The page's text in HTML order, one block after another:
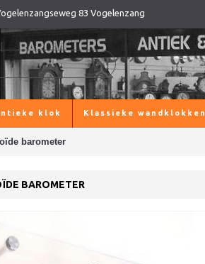
83 Vogelenzang
klok Klassieke wandklokken
barometer
BAROMETER